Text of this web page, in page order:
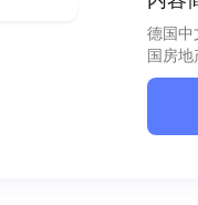
德国
国房